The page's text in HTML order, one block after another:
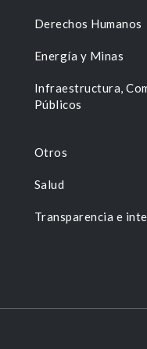
Derechos Humanos
Energía y Minas
Infraestructura,
Públicos
Otros
Salud
Transparencia e